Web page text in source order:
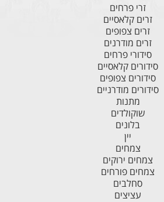
זרי פרחים
זרים קלאסיים
זרים צפופים
זרים מודרנים
סידורי פרחים
סידורים קלאסיים
סידורים צפופים
סידורים מודרניים
מתנות
שוקולדים
בלונים
יין
צמחים
צמחים ירוקים
צמחים פורחים
סחלבים
עציצים